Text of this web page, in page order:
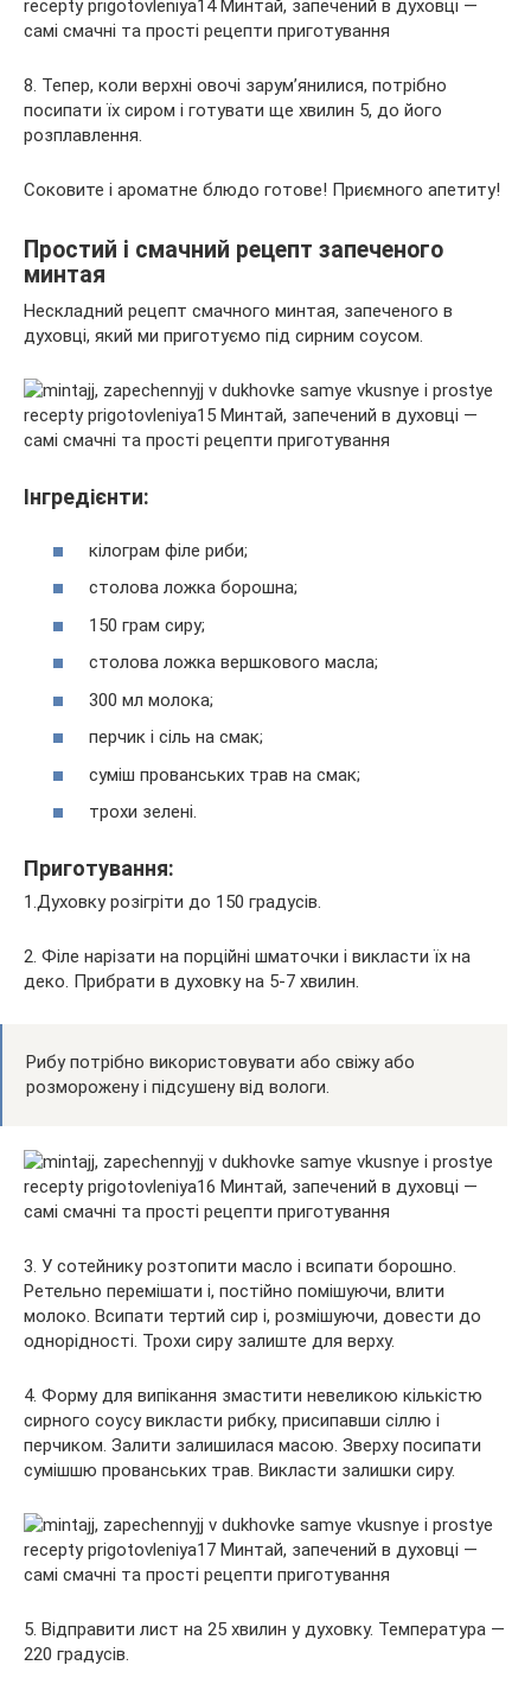
8. Тепер, коли верхні овочі зарум’янилися, потрібно
посипати їх сиром і готувати ще хвилин 5, до його
розплавлення.
Соковите і ароматне блюдо готове! Приємного апетиту!
Простий і смачний рецепт запеченого
минтая
Нескладний рецепт смачного минтая, запеченого в
духовці, який ми приготуємо під сирним соусом.
Інгредієнти:
кілограм філе риби;
столова ложка борошна;
150 грам сиру;
столова ложка вершкового масла;
300 мл молока;
перчик і сіль на смак;
суміш прованських трав на смак;
трохи зелені.
Приготування:
1.Духовку розігріти до 150 градусів.
2. Філе нарізати на порційні шматочки і викласти їх на
деко. Прибрати в духовку на 5-7 хвилин.
Рибу потрібно використовувати або свіжу або
розморожену і підсушену від вологи.
3. У сотейнику розтопити масло і всипати борошно.
Ретельно перемішати і, постійно помішуючи, влити
молоко. Всипати тертий сир і, розмішуючи, довести до
однорідності. Трохи сиру залиште для верху.
4. Форму для випікання змастити невеликою кількістю
сирного соусу викласти рибку, присипавши сіллю і
перчиком. Залити залишилася масою. Зверху посипати
сумішшю прованських трав. Викласти залишки сиру.
5. Відправити лист на 25 хвилин у духовку. Температура —
220 градусів.